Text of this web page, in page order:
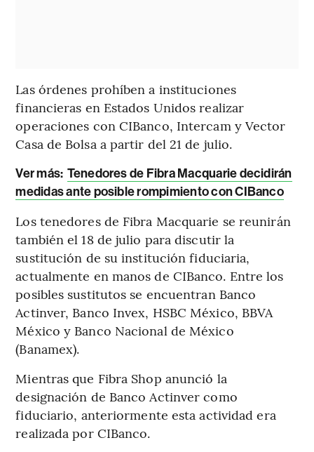
Las órdenes prohíben a instituciones
financieras en Estados Unidos realizar
operaciones con CIBanco, Intercam y Vector
Casa de Bolsa a partir del 21 de julio.
Ver más: Tenedores de Fibra Macquarie decidirán
medidas ante posible rompimiento con CIBanco
Los tenedores de Fibra Macquarie se reunirán
también el 18 de julio para discutir la
sustitución de su institución fiduciaria,
actualmente en manos de CIBanco. Entre los
posibles sustitutos se encuentran Banco
Actinver, Banco Invex, HSBC México, BBVA
México y Banco Nacional de México
(Banamex).
Mientras que Fibra Shop anunció la
designación de Banco Actinver como
fiduciario, anteriormente esta actividad era
realizada por CIBanco.